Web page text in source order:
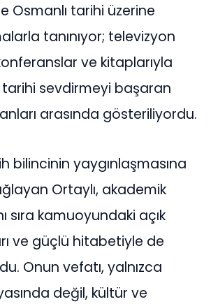
Osmanlı tarihi üzerine
tanınıyor; televizyon
ve kitaplarıyla
sevdirmeyi başaran
arasında gösteriliyordu.
bilincinin yaygınlaşmasına
Ortaylı, akademik
sıra kamuoyundaki açık
ve güçlü hitabetiyle de
Onun vefatı, yalnızca
değil, kültür ve